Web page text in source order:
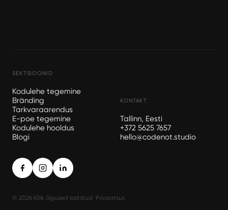
SEKTSIOONID
Kodulehe tegemine
Bränding
Tarkvaraarendus
E-poe tegemine
Kodulehe hooldus
Blogi
KONTAKT
Tallinn, Eesti
+372 5625 7657
hello@codenot.studio
© 2026 Kõik õigused kaitstud Privaatsus